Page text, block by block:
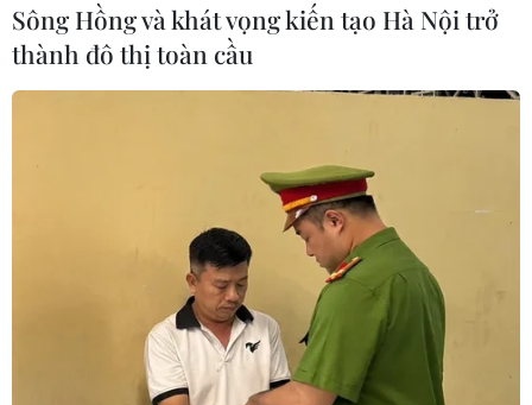
(Nguồn: REX)
Sông Hồng và khát vọng kiến tạo Hà Nội trở
thành đô thị toàn cầu